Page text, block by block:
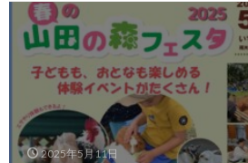
2025年5月11日